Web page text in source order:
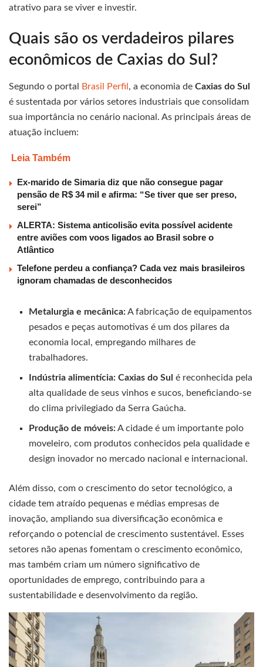
atrativo para se viver e investir.
Quais são os verdadeiros pilares
econômicos de Caxias do Sul?
Segundo o portal Brasil Perfil , a economia de Caxias do Sul
é sustentada por vários setores industriais que consolidam
sua importância no cenário nacional. As principais áreas de
atuação incluem:
Leia Também
Ex-marido de Simaria diz que não consegue pagar
pensão de R$ 34 mil e afirma: “Se tiver que ser preso,
serei”
ALERTA: Sistema anticolisão evita possível acidente
entre aviões com voos ligados ao Brasil sobre o
Atlântico
Telefone perdeu a confiança? Cada vez mais brasileiros
ignoram chamadas de desconhecidos
Metalurgia e mecânica:A fabricação de equipamentos
pesados e peças automotivas é um dos pilares da
economia local, empregando milhares de
trabalhadores.
Indústria alimentícia: Caxias do Sul é reconhecida pela
alta qualidade de seus vinhos e sucos, beneficiando-se
do clima privilegiado da Serra Gaúcha.
Produção de móveis:A cidade é um importante polo
moveleiro, com produtos conhecidos pela qualidade e
design inovador no mercado nacional e internacional.
Além disso, com o crescimento do setor tecnológico, a
cidade tem atraído pequenas e médias empresas de
inovação, ampliando sua diversificação econômica e
reforçando o potencial de crescimento sustentável. Esses
setores não apenas fomentam o crescimento econômico,
mas também criam um número significativo de
oportunidades de emprego, contribuindo para a
sustentabilidade e desenvolvimento da região.